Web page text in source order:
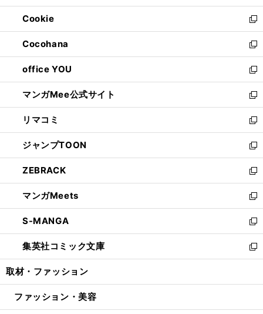
開
く
ウ
で
開
く
ン
ド
ウ
で
開
く
ウ
ィ
ン
ド
ウ
で
開
く
Cookie
新
し
い
ウ
ィ
ン
ド
ウ
で
開
く
Cocohana
新
し
い
ウ
ィ
ン
ド
ウ
で
開
く
office YOU
新
し
い
ウ
ィ
ン
ド
ウ
で
開
く
マンガMee公式サイト
新
し
い
ウ
ィ
ン
ド
ウ
で
開
く
リマコミ
新
し
い
ウ
ィ
ン
ド
ウ
で
開
く
ジャンプTOON
新
し
い
ウ
ィ
ン
ド
ウ
で
開
ZEBRACK
新
し
い
ウ
ィ
ン
ド
ウ
開
マンガMeets
新
し
い
ウ
ィ
ン
ウ
開
S-MANGA
新
し
い
ウ
ン
ウ
集英社コミック文庫
新
し
ウ
ン
取材・ファッション
ファッション・美容